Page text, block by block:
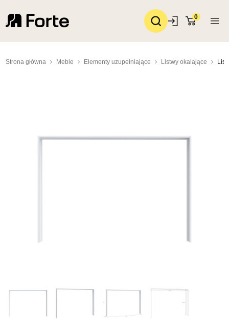
0
Strona główna Meble Elementy uzupełniające Listwy okalające